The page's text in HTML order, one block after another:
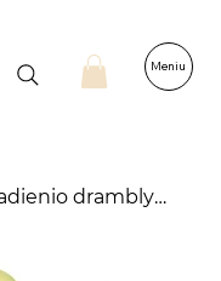
Meniu
46 cm folijos balionas „Gimtadienio dramblys“